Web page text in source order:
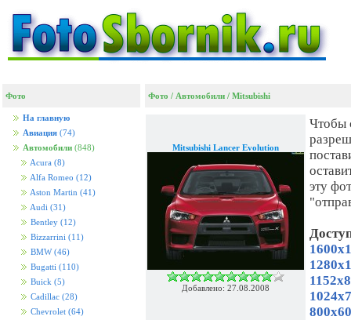
Фото
На главную
Авиация (74)
Автомобили (848)
Acura (8)
Alfa Romeo (12)
Aston Martin (41)
Audi (31)
Bentley (12)
Bizzarrini (11)
BMW(46)
Bugatti (110)
Buick (5)
Cadillac (28)
Chevrolet (64)
Фото / Автомобили / Mitsubishi
Mitsubishi Lancer Evolution
Добавлено: 27.08.2008
Чтобы
эту